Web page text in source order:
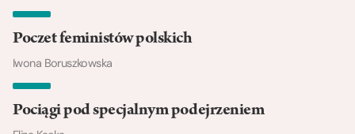
Poczet feministów polskich
Iwona Boruszkowska
Pociągi pod specjalnym podejrzeniem